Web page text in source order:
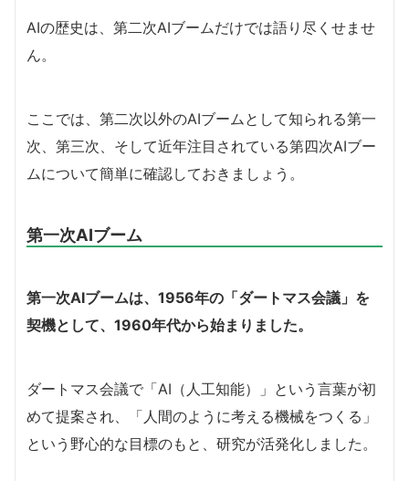
AIの歴史は、第二次AIブームだけでは語り尽くせませ
ん。
ここでは、第二次以外のAIブームとして知られる第一
次、第三次、そして近年注目されている第四次AIブー
ムについて簡単に確認しておきましょう。
第一次AIブーム
第一次AIブームは、1956年の「ダートマス会議」を
契機として、1960年代から始まりました。
ダートマス会議で「AI（人工知能）」という言葉が初
めて提案され、「人間のように考える機械をつくる」
という野心的な目標のもと、研究が活発化しました。